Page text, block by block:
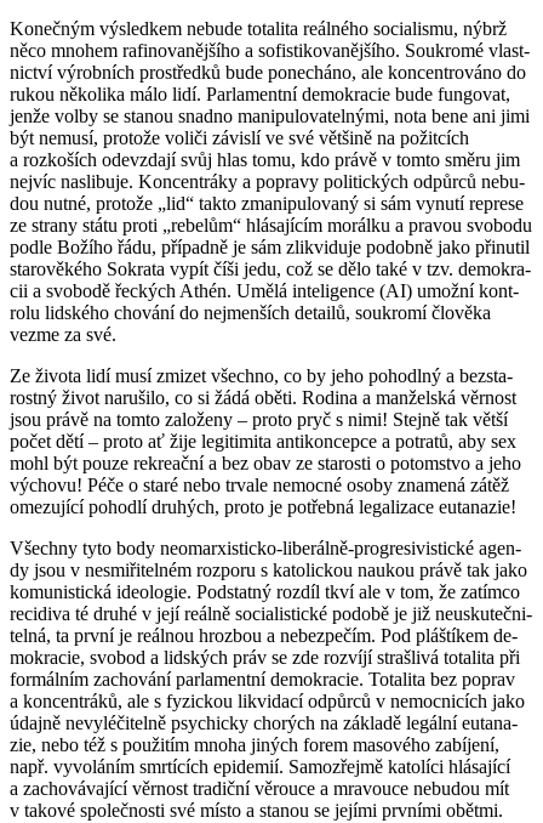
Ko­neč­ným vý­sled­kem ne­bu­de to­ta­li­ta re­ál­né­ho so­ci­a­lis­mu, nýbrž
něco mno­hem ra­fi­no­va­něj­ší­ho a so­fis­ti­ko­va­něj­ší­ho. Sou­kro­mé vlast­
nic­tví vý­rob­ních pro­střed­ků bude po­ne­chá­no, ale kon­cen­t­ro­vá­no do
rukou ně­ko­li­ka málo lidí. Par­la­ment­ní de­mo­kra­cie bude fun­go­vat,
jenže volby se sta­nou snad­no ma­ni­pu­lo­va­tel­ný­mi, nota bene ani jimi
být ne­mu­sí, pro­to­že vo­li­či zá­vis­lí ve své vět­ši­ně na po­žit­cích
a rozko­ších ode­vzda­jí svůj hlas tomu, kdo právě v tomto směru jim
nej­víc na­sli­bu­je. Kon­cen­t­rá­ky a po­pra­vy po­li­tic­kých od­půr­ců ne­bu­
dou nutné, pro­to­že „lid“ takto zma­ni­pu­lo­va­ný si sám vy­nu­tí re­pre­se
ze stra­ny státu proti „re­be­lům“ hlá­sa­jí­cím mo­rál­ku a pra­vou svo­bo­du
podle Bo­ží­ho řádu, pří­pad­ně je sám zlik­vi­du­je po­dob­ně jako při­nu­til
sta­ro­vě­ké­ho So­kra­ta vypít číši jedu, což se dělo také v tzv. de­mo­kra­
cii a svo­bo­dě řec­kých Athén. Umělá in­te­li­gen­ce (AI) umož­ní kon­t­
ro­lu lid­ské­ho cho­vá­ní do nejmen­ších de­tai­lů, sou­kro­mí člo­vě­ka
vezme za své.
Ze ži­vo­ta lidí musí zmi­zet všech­no, co by jeho po­ho­dl­ný a bez­sta­
rost­ný život na­ru­ši­lo, co si žádá oběti. Ro­di­na a man­žel­ská věr­nost
jsou právě na tomto za­lo­že­ny – proto pryč s nimi! Stej­ně tak větší
počet dětí – proto ať žije le­gi­ti­mi­ta an­ti­kon­cep­ce a po­tra­tů, aby sex
mohl být pouze re­kre­ač­ní a bez obav ze sta­ros­ti o po­tom­stvo a jeho
vý­cho­vu! Péče o staré nebo tr­va­le ne­moc­né osoby zna­me­ná zátěž
ome­zu­jí­cí po­hod­lí dru­hých, proto je po­třeb­ná le­ga­li­za­ce eu­ta­na­zie!
Všech­ny tyto body ne­o­mar­xis­tic­ko-li­be­rál­ně-pro­gre­si­vis­tic­ké agen­
dy jsou v ne­smi­ři­tel­ném roz­po­ru s ka­to­lic­kou nau­kou právě tak jako
ko­mu­nis­tic­ká ide­o­lo­gie. Pod­stat­ný roz­díl tkví ale v tom, že za­tím­co
re­ci­di­va té druhé v její re­ál­ně so­ci­a­lis­tic­ké po­do­bě je již ne­u­sku­teč­ni­
tel­ná, ta první je re­ál­nou hroz­bou a ne­bez­pe­čím. Pod pláští­kem de­
mo­kra­cie, svo­bod a lid­ských práv se zde roz­ví­jí straš­li­vá to­ta­li­ta při
for­mál­ním za­cho­vá­ní par­la­ment­ní de­mo­kra­cie. To­ta­li­ta bez po­prav
a kon­cen­t­rá­ků, ale s fy­zic­kou li­kvi­da­cí od­půr­ců v ne­moc­ni­cích jako
údaj­ně ne­vy­lé­či­tel­ně psy­chic­ky cho­rých na zá­kla­dě le­gál­ní eu­ta­na­
zie, nebo též s po­u­ži­tím mnoha ji­ných forem ma­so­vé­ho za­bí­je­ní,
např. vy­vo­lá­ním smr­tí­cích epi­de­mií. Sa­mo­zřej­mě ka­to­lí­ci hlá­sa­jí­cí
a za­cho­vá­va­jí­cí věr­nost tra­dič­ní vě­rou­ce a mra­vou­ce ne­bu­dou mít
v ta­ko­vé spo­leč­nos­ti své místo a sta­nou se je­jí­mi prv­ní­mi obět­mi.